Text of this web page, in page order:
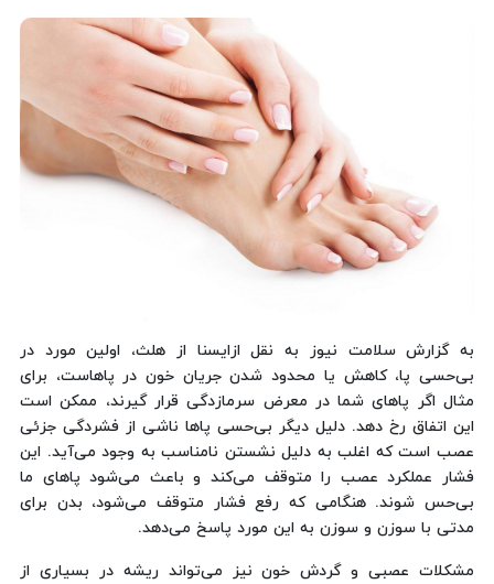
به گزارش سلامت نیوز به نقل ازایسنا از هلث، اولین مورد در
بی‌حسی پا، کاهش یا محدود شدن جریان خون در پاهاست، برای
مثال اگر پاهای شما در معرض سرمازدگی قرار گیرند، ممکن است
این اتفاق رخ دهد. دلیل دیگر بی‌حسی پاها ناشی از فشردگی جزئی
عصب است که اغلب به دلیل نشستن نامناسب به وجود می‌آید. این
فشار عملکرد عصب را متوقف می‌کند و باعث می‌شود پاهای ما
بی‌حس شوند. هنگامی که رفع فشار متوقف می‌شود، بدن برای
مدتی با سوزن و سوزن به این مورد پاسخ می‌دهد.
مشکلات عصبی و گردش خون نیز می‌تواند ریشه در بسیاری از